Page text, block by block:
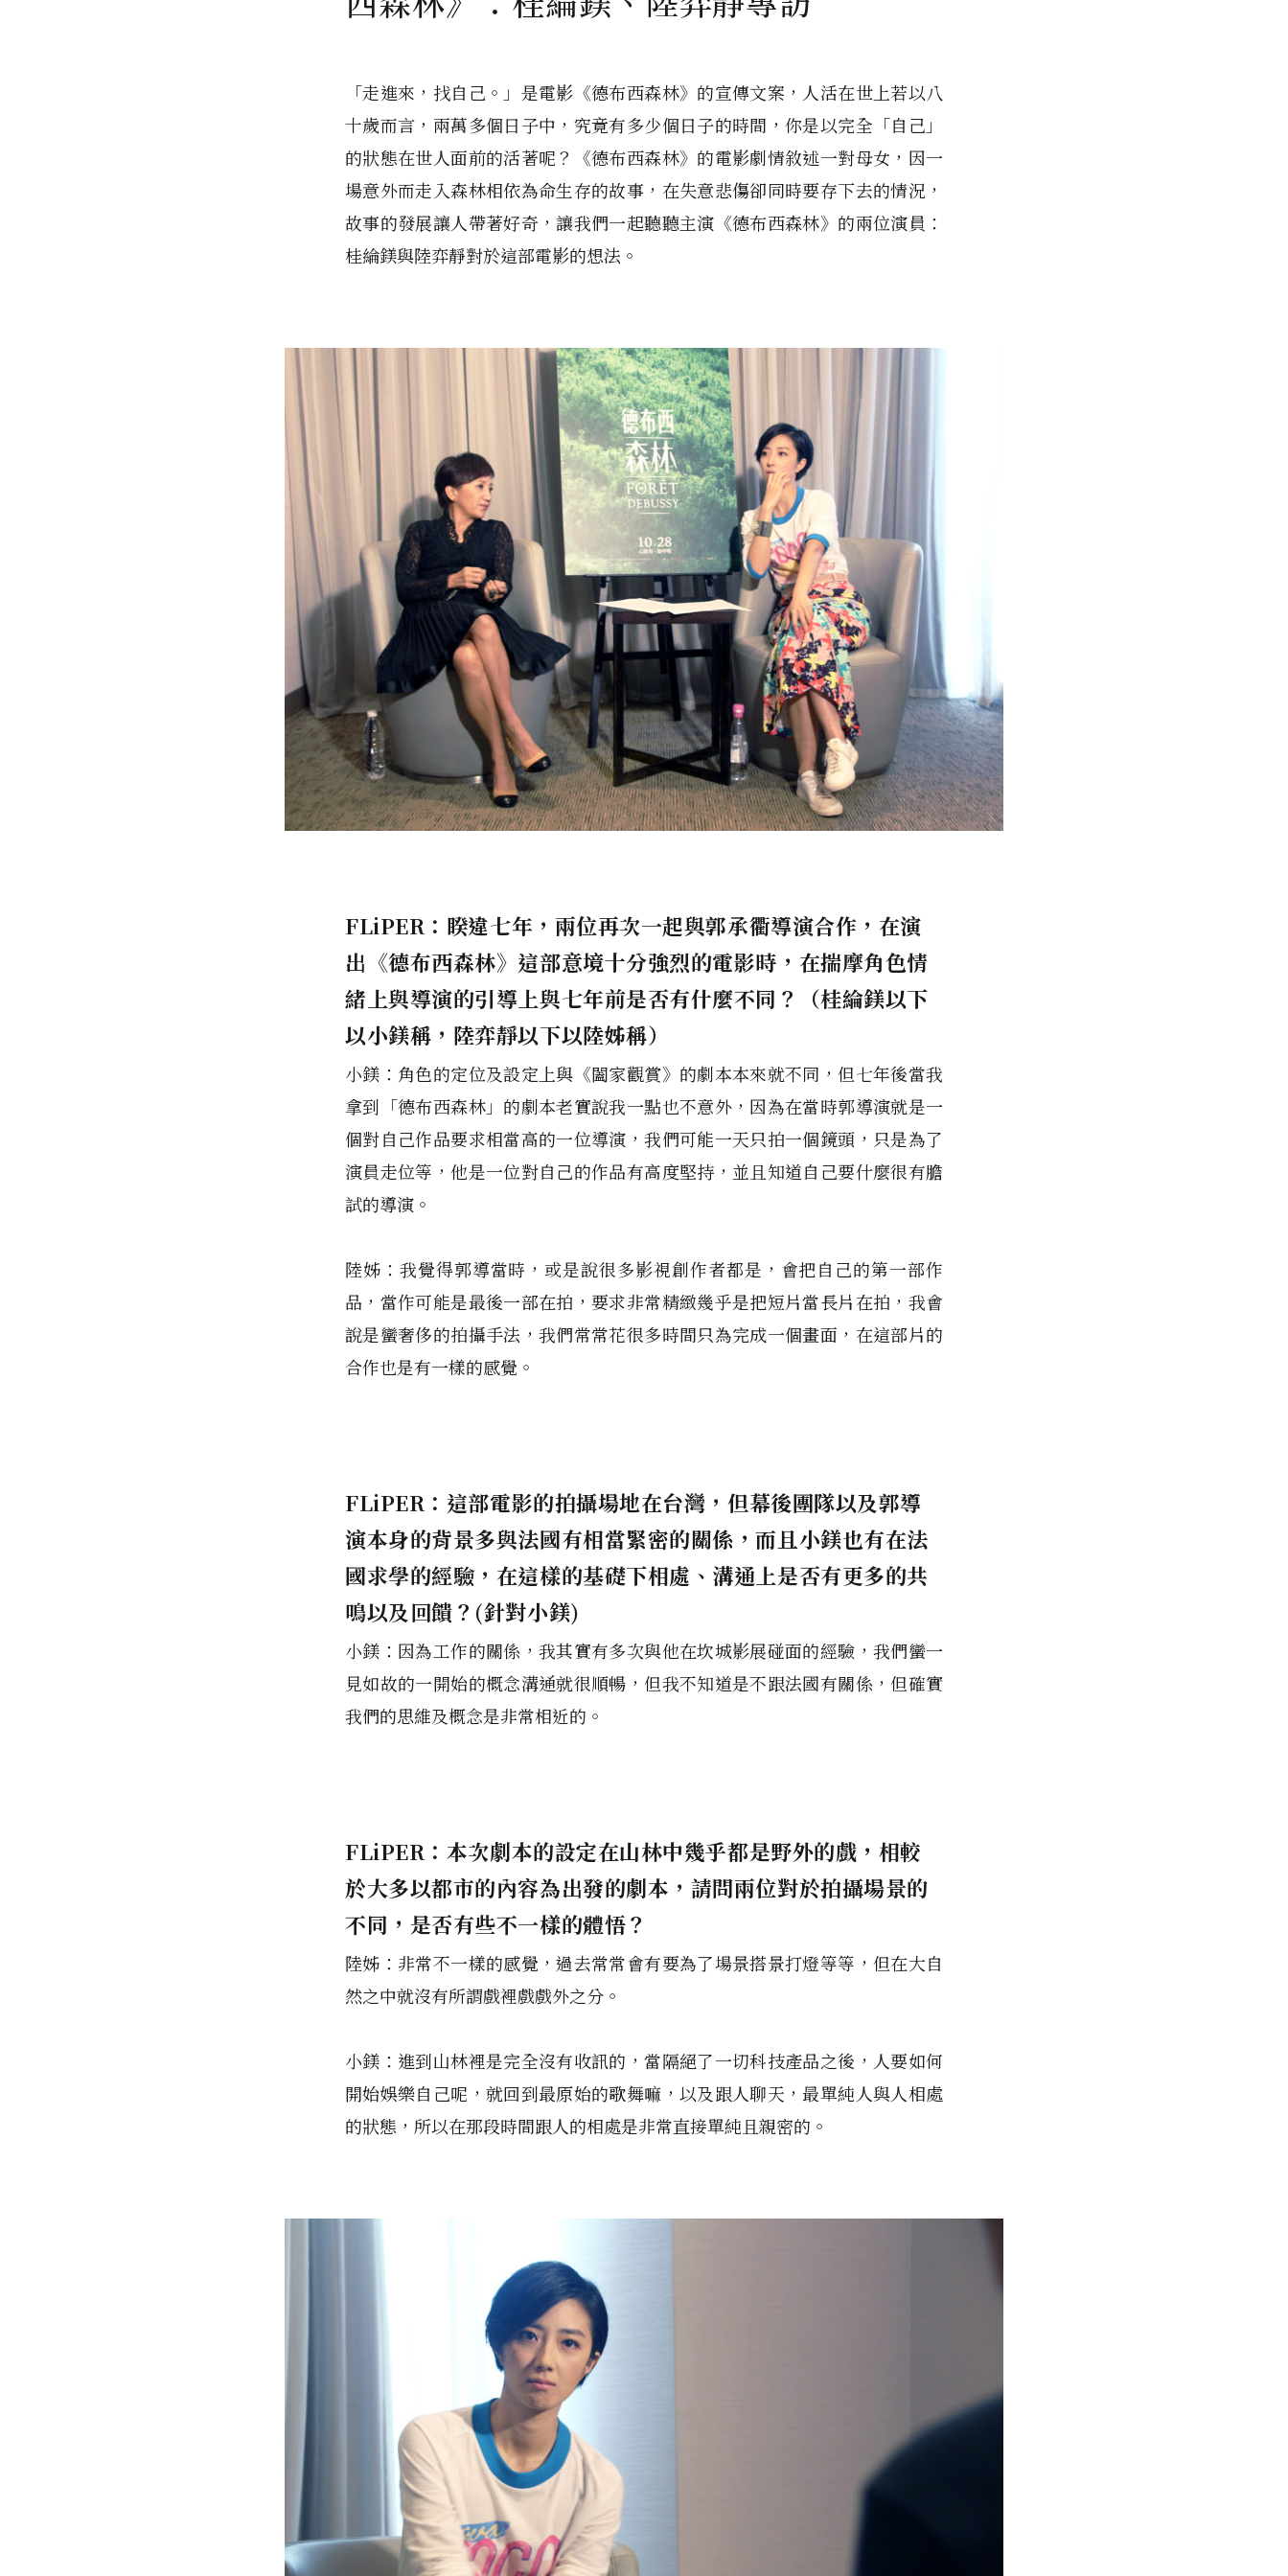
「走進來，找自己。」是電影《德布西森林》的宣傳文案，人活在世上若以八
十歲而言，兩萬多個日子中，究竟有多少個日子的時間，你是以完全「自己」
的狀態在世人面前的活著呢？《德布西森林》的電影劇情敘述一對母女，因一
場意外而走入森林相依為命生存的故事，在失意悲傷卻同時要存下去的情況，
故事的發展讓人帶著好奇，讓我們一起聽聽主演《德布西森林》的兩位演員：
桂綸鎂與陸弈靜對於這部電影的想法。
FLiPER： 睽違七年，兩位再次一起與郭承衢導演合作，在演
出《德布西森林》這部意境十分強烈的電影時，在揣摩角色情
緒上與導演的引導上與七年前是否有什麼不同？（桂綸鎂以下
以小鎂稱，陸弈靜以下以陸姊稱）
小鎂：角色的定位及設定上與《闔家觀賞》的劇本本來就不同，但七年後當我
拿到「德布西森林」的劇本老實說我一點也不意外，因為在當時郭導演就是一
個對自己作品要求相當高的一位導演，我們可能一天只拍一個鏡頭，只是為了
演員走位等，他是一位對自己的作品有高度堅持，並且知道自己要什麼很有膽
試的導演。
陸姊：我覺得郭導當時，或是說很多影視創作者都是，會把自己的第一部作
品，當作可能是最後一部在拍，要求非常精緻幾乎是把短片當長片在拍，我會
說是蠻奢侈的拍攝手法，我們常常花很多時間只為完成一個畫面，在這部片的
合作也是有一樣的感覺。
FLiPER：這部電影的拍攝場地在台灣，但幕後團隊以及郭導
演本身的背景多與法國有相當緊密的關係，而且小鎂也有在法
國求學的經驗，在這樣的基礎下相處、溝通上是否有更多的共
鳴以及回饋？(針對小鎂)
小鎂：因為工作的關係，我其實有多次與他在坎城影展碰面的經驗，我們蠻一
見如故的一開始的概念溝通就很順暢，但我不知道是不跟法國有關係，但確實
我們的思維及概念是非常相近的。
FLiPER：本次劇本的設定在山林中幾乎都是野外的戲，相較
於大多以都市的內容為出發的劇本，請問兩位對於拍攝場景的
不同，是否有些不一樣的體悟？
陸姊：非常不一樣的感覺，過去常常會有要為了場景搭景打燈等等，但在大自
然之中就沒有所謂戲裡戲戲外之分。
小鎂：進到山林裡是完全沒有收訊的，當隔絕了一切科技產品之後，人要如何
開始娛樂自己呢，就回到最原始的歌舞嘛，以及跟人聊天，最單純人與人相處
的狀態，所以在那段時間跟人的相處是非常直接單純且親密的。